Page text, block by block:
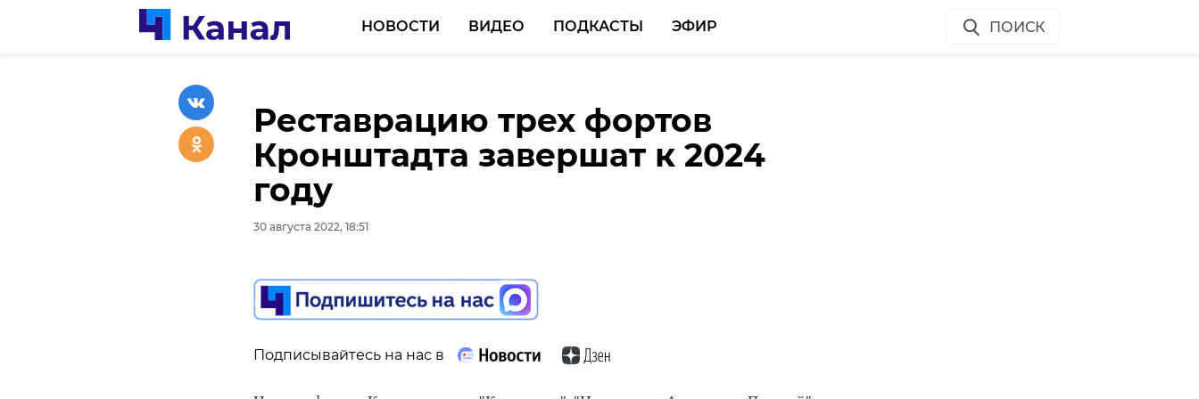
НОВОСТИ ВИДЕО ПОДКАСТЫ ЭФИР ПОИСК
Реставрацию трех фортов
Кронштадта завершат к 2024
году
30 августа 2022, 18:51
Подписывайтесь на нас в
Путешественникам напомнили,
что запрещено вывозить в
Россию через Финляндию
30 августа 2022, 18:24
Подписывайтесь на нас в